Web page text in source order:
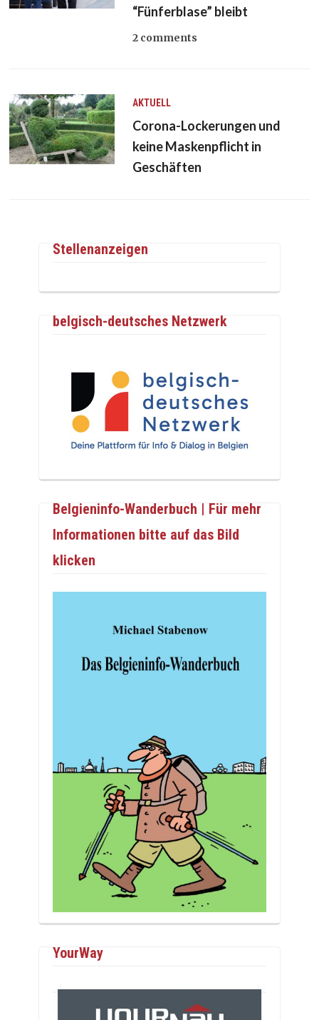
“Fünferblase” bleibt
2 comments
AKTUELL
Corona-Lockerungen und
keine Maskenpflicht in
Geschäften
Stellenanzeigen
belgisch-deutsches Netzwerk
Belgieninfo-Wanderbuch | Für mehr
Informationen bitte auf das Bild
klicken
YourWay